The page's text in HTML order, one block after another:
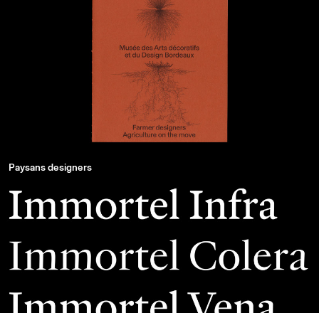
Paysans designers